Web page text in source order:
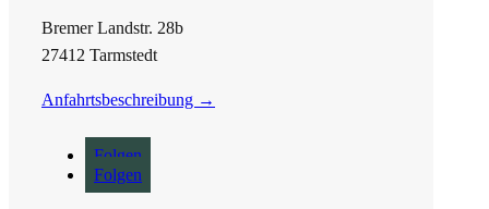
Bremer Landstr. 28b
27412 Tarmstedt
Anfahrtsbeschreibung →
Folgen
Folgen